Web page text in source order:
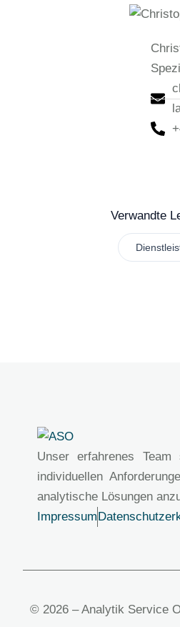
Verwandte
Unser erfahrenes
individuellen
analytische Lösungen
Impressum
© 2026 – Analytik Service